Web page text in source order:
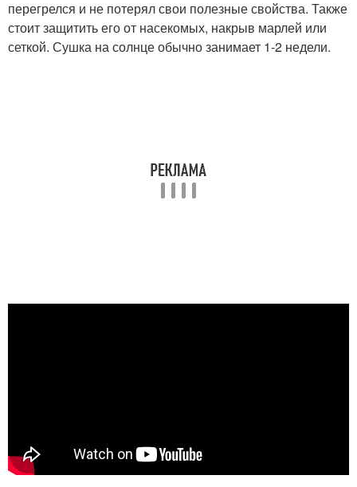
перегрелся и не потерял свои полезные свойства. Также
стоит защитить его от насекомых, накрыв марлей или
сеткой. Сушка на солнце обычно занимает 1-2 недели.